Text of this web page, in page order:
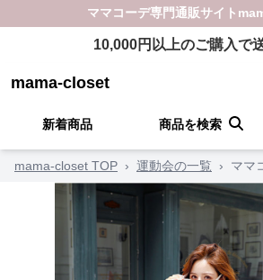
ママコーデ専門通販サイト
10,000円以上のご購入で
mama-closet
新着商品 商品を検索
mama-closet TOP › 運動会の一覧 › ママ